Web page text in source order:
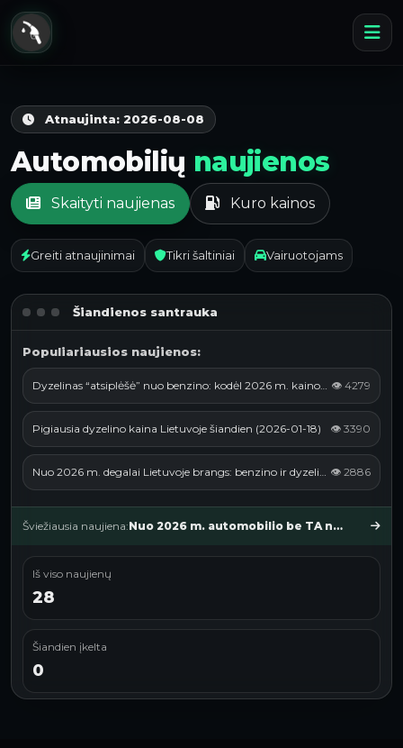
Atnaujinta: 2026-08-08
Automobilių naujienos
Skaityti naujienas Kuro kainos
Greiti atnaujinimai Tikri šaltiniai Vairuotojams
Šiandienos santrauka
Populiariausios naujienos:
Dyzelinas “atsiplėšė” nuo benzino: kodėl 2026 m. kainos vėl kyla ir ką realiai daryti vairuotojams Lietuvoje 👁 4279
Pigiausia dyzelino kaina Lietuvoje šiandien (2026-01-18) 👁 3390
Nuo 2026 m. degalai Lietuvoje brangs: benzino ir dyzelino kainos spaudžia aukštyn dėl akcizų pakeitimų 👁 2886
Šviežiausia naujiena: Nuo 2026 m. automobilio be TA neparduosi: kaip nauja tvarka keičia rinką ir ką daryti, kad neliktum ant ledo
Iš viso naujienų
28
Šiandien įkelta
0